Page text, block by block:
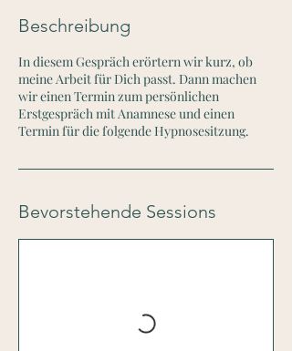
Beschreibung
In diesem Gespräch erörtern wir kurz, ob
meine Arbeit für Dich passt. Dann machen
wir einen Termin zum persönlichen
Erstgespräch mit Anamnese und einen
Termin für die folgende Hypnosesitzung.
Bevorstehende Sessions